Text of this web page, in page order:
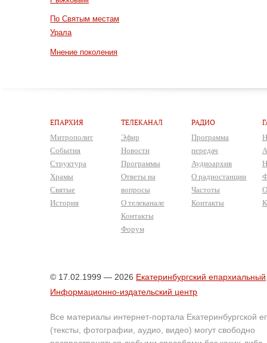
По Святым местам
Урала
Мнение поколения
ЕПАРХИЯ
Митрополит
События
Структура
Храмы
Святые
История
ТЕЛЕКАНАЛ
Эфир
Новости
Программы
Ответы на
вопросы
О телеканале
Контакты
Форум
РАДИО
Программа
передач
Аудиоархив
О радиостанции
Частоты
Контакты
© 17.02.1999 — 2026 Екатеринбургский епархиальный
Информационно-издательский центр
Все материалы интернет-портала Екатеринбургской
(тексты, фотографии, аудио, видео) могут свободно